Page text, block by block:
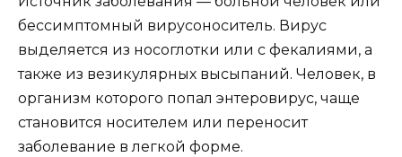
бессимптомный вирусоноситель. Вирус
выделяется из носоглотки или с фекалиями, а
также из везикулярных высыпаний. Человек, в
организм которого попал энтеровирус, чаще
становится носителем или переносит
заболевание в легкой форме.